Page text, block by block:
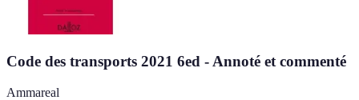
Code des transports 2021 6ed - Annoté et commenté
Ammareal